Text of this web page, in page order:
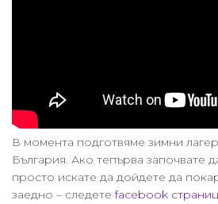
В момента подготвяме зимни
България. Ако тепърва започвате
просто искате да дойдете да
заедно – следетеfacebook